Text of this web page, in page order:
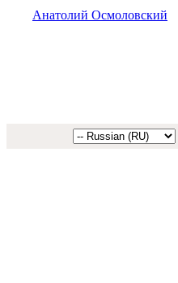
Анатолий Осмоловский